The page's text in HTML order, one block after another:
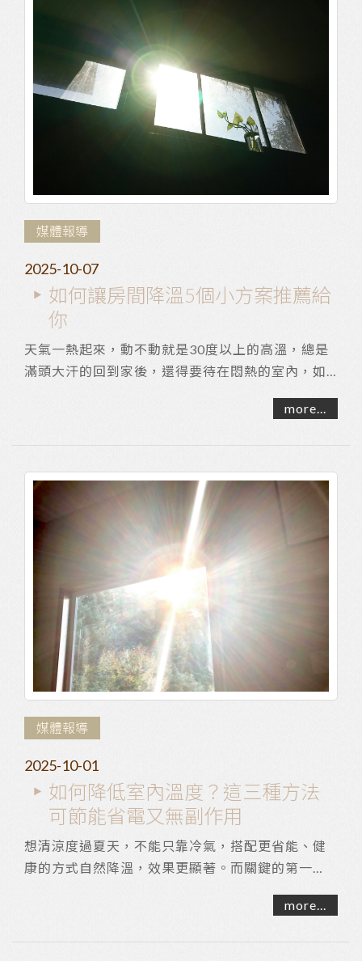
媒體報導
2025-10-07
如何讓房間降溫5個小方案推薦給
你
天氣一熱起來，動不動就是30度以上的高溫，總是
滿頭大汗的回到家後，還得要待在悶熱的室內，如
more...
媒體報導
2025-10-01
如何降低室內溫度？這三種方法
可節能省電又無副作用
想清涼度過夏天，不能只靠冷氣，搭配更省能、健
康的方式自然降溫，效果更顯著。而關鍵的第一
more...